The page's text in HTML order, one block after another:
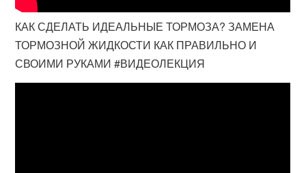
КАК СДЕЛАТЬ ИДЕАЛЬНЫЕ ТОРМОЗА? ЗАМЕНА
ТОРМОЗНОЙ ЖИДКОСТИ КАК ПРАВИЛЬНО И
СВОИМИ РУКАМИ #ВИДЕОЛЕКЦИЯ